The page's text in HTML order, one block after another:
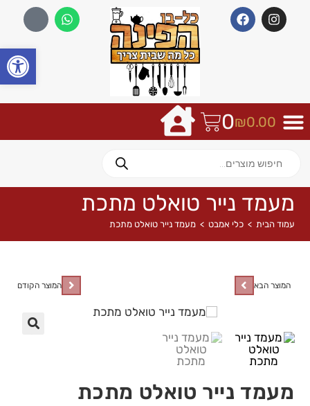
₪0.00
0
מעמד נייר טואלט מתכת
עמוד הבית > כלי אמבט > מעמד נייר טואלט מתכת
המוצר הקודם המוצר הבא
מעמד נייר טואלט מתכת